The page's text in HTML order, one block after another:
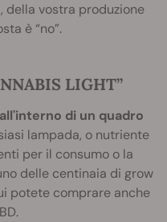
della vostra produzione
è “no”.
LIGHT”
di un quadro
lampada, o nutriente
per il consumo o la
delle centinaia di grow
potete comprare anche